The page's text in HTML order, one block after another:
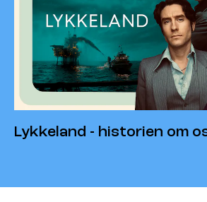
Lykkeland - historien om